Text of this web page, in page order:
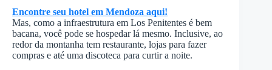
Encontre seu hotel em Mendoza aqui!
Mas, como a infraestrutura em Los Penitentes é bem
bacana, você pode se hospedar lá mesmo. Inclusive, ao
redor da montanha tem restaurante, lojas para fazer
compras e até uma discoteca para curtir a noite.